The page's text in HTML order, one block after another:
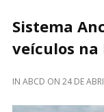
Sistema
veículos na
IN ABCD ON 24 DE